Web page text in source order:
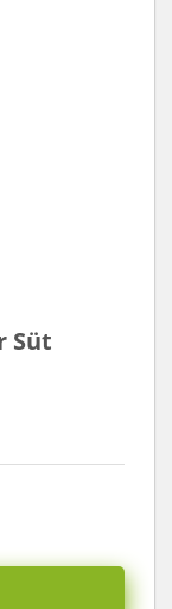
Süt